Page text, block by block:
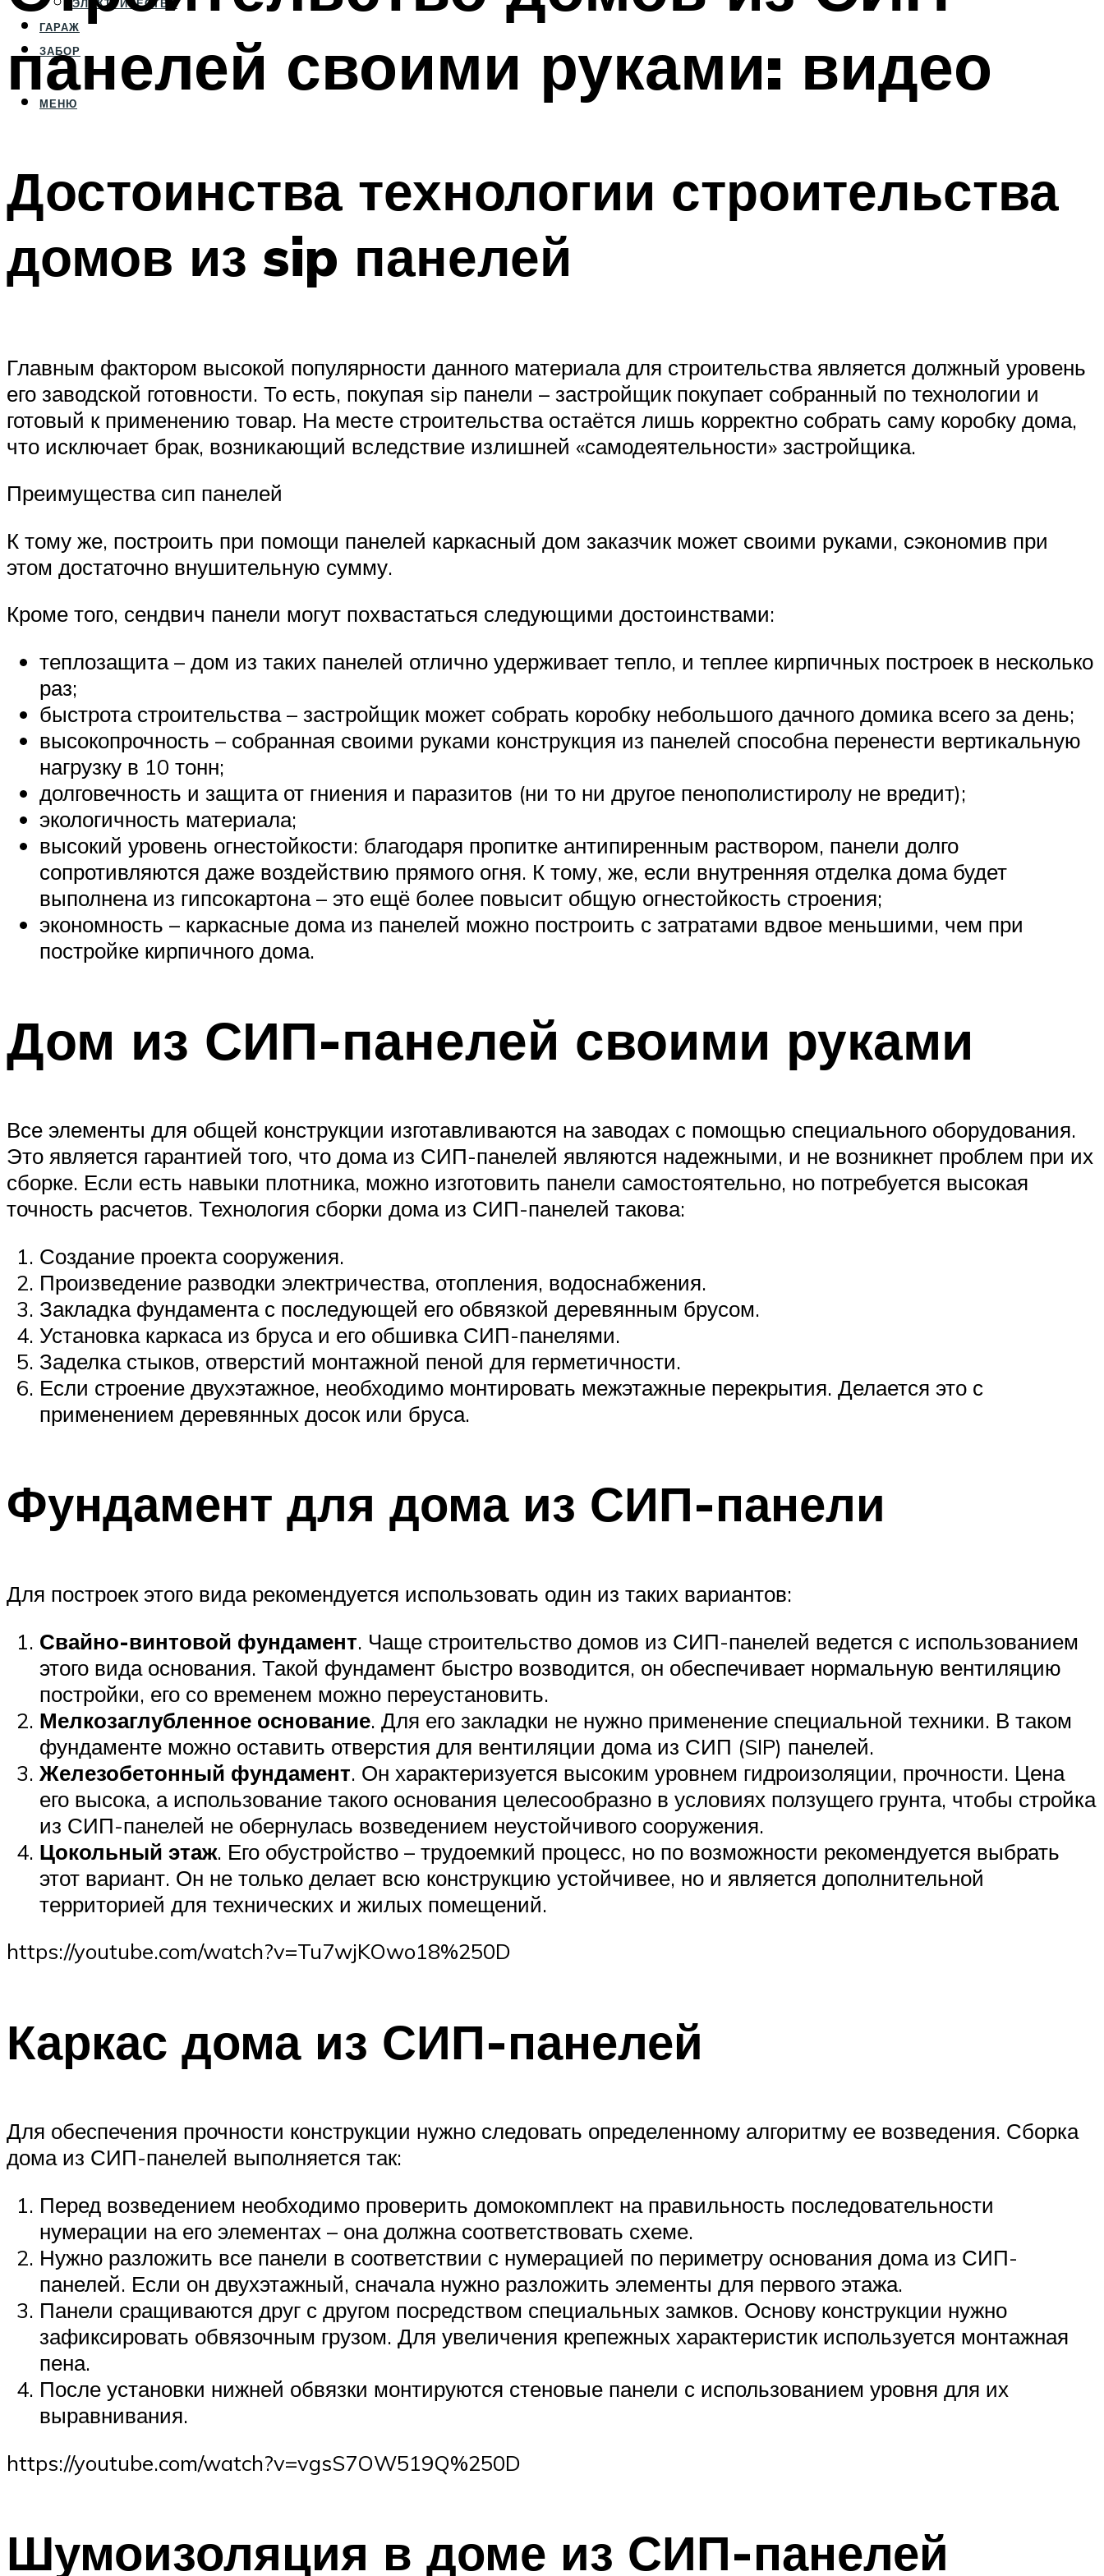
ЭЛЕКТРИЧЕСТВО
ГАРАЖ
ЗАБОР
МЕНЮ
панелей своими руками: видео
Достоинства технологии строительства
домов из sip панелей
Главным фактором высокой популярности данного материала для строительства является должный уровень
его заводской готовности. То есть, покупая sip панели – застройщик покупает собранный по технологии и
готовый к применению товар. На месте строительства остаётся лишь корректно собрать саму коробку дома,
что исключает брак, возникающий вследствие излишней «самодеятельности» застройщика.
Преимущества сип панелей
К тому же, построить при помощи панелей каркасный дом заказчик может своими руками, сэкономив при
этом достаточно внушительную сумму.
Кроме того, сендвич панели могут похвастаться следующими достоинствами:
теплозащита – дом из таких панелей отлично удерживает тепло, и теплее кирпичных построек в несколько
раз;
быстрота строительства – застройщик может собрать коробку небольшого дачного домика всего за день;
высокопрочность – собранная своими руками конструкция из панелей способна перенести вертикальную
нагрузку в 10 тонн;
долговечность и защита от гниения и паразитов (ни то ни другое пенополистиролу не вредит);
экологичность материала;
высокий уровень огнестойкости: благодаря пропитке антипиренным раствором, панели долго
сопротивляются даже воздействию прямого огня. К тому, же, если внутренняя отделка дома будет
выполнена из гипсокартона – это ещё более повысит общую огнестойкость строения;
экономность – каркасные дома из панелей можно построить с затратами вдвое меньшими, чем при
постройке кирпичного дома.
Дом из СИП-панелей своими руками
Все элементы для общей конструкции изготавливаются на заводах с помощью специального оборудования.
Это является гарантией того, что дома из СИП-панелей являются надежными, и не возникнет проблем при их
сборке. Если есть навыки плотника, можно изготовить панели самостоятельно, но потребуется высокая
точность расчетов. Технология сборки дома из СИП-панелей такова:
Создание проекта сооружения.
Произведение разводки электричества, отопления, водоснабжения.
Закладка фундамента с последующей его обвязкой деревянным брусом.
Установка каркаса из бруса и его обшивка СИП-панелями.
Заделка стыков, отверстий монтажной пеной для герметичности.
Если строение двухэтажное, необходимо монтировать межэтажные перекрытия. Делается это с
применением деревянных досок или бруса.
Фундамент для дома из СИП-панели
Для построек этого вида рекомендуется использовать один из таких вариантов:
Свайно-винтовой фундамент. Чаще строительство домов из СИП-панелей ведется с использованием
этого вида основания. Такой фундамент быстро возводится, он обеспечивает нормальную вентиляцию
постройки, его со временем можно переустановить.
Мелкозаглубленное основание. Для его закладки не нужно применение специальной техники. В таком
фундаменте можно оставить отверстия для вентиляции дома из СИП (SIP) панелей.
Железобетонный фундамент. Он характеризуется высоким уровнем гидроизоляции, прочности. Цена
его высока, а использование такого основания целесообразно в условиях ползущего грунта, чтобы стройка
из СИП-панелей не обернулась возведением неустойчивого сооружения.
Цокольный этаж. Его обустройство – трудоемкий процесс, но по возможности рекомендуется выбрать
этот вариант. Он не только делает всю конструкцию устойчивее, но и является дополнительной
территорией для технических и жилых помещений.
https://youtube.com/watch?v=Tu7wjKOwo18%250D
Каркас дома из СИП-панелей
Для обеспечения прочности конструкции нужно следовать определенному алгоритму ее возведения. Сборка
дома из СИП-панелей выполняется так:
Перед возведением необходимо проверить домокомплект на правильность последовательности
нумерации на его элементах – она должна соответствовать схеме.
Нужно разложить все панели в соответствии с нумерацией по периметру основания дома из СИП-
панелей. Если он двухэтажный, сначала нужно разложить элементы для первого этажа.
Панели сращиваются друг с другом посредством специальных замков. Основу конструкции нужно
зафиксировать обвязочным грузом. Для увеличения крепежных характеристик используется монтажная
пена.
После установки нижней обвязки монтируются стеновые панели с использованием уровня для их
выравнивания.
https://youtube.com/watch?v=vgsS7OW519Q%250D
Шумоизоляция в доме из СИП-панелей